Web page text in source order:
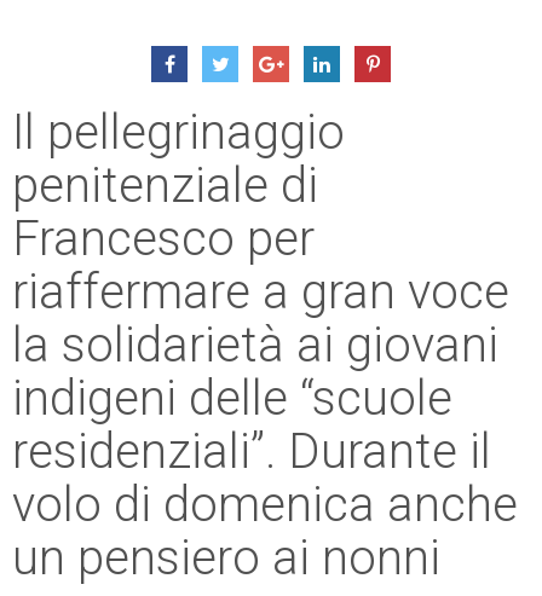
Il pellegrinaggio
penitenziale di
Francesco per
riaffermare a gran voce
la solidarietà ai giovani
indigeni delle “scuole
residenziali”. Durante il
volo di domenica anche
un pensiero ai nonni